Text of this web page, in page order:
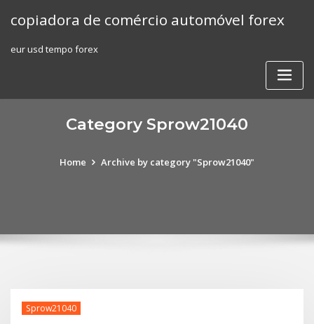
copiadora de comércio automóvel forex
eur usd tempo forex
Category Sprow21040
Home Archive by category "Sprow21040"
Sprow21040